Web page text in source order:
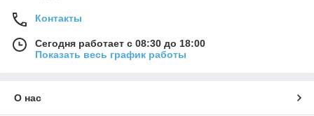
Контакты
Сегодня работает с 08:30 до 18:00
Показать весь график работы
О нас